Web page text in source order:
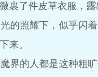
裹了件皮草衣服，露
照耀下，似乎闪着
来。
的人都是这种粗旷